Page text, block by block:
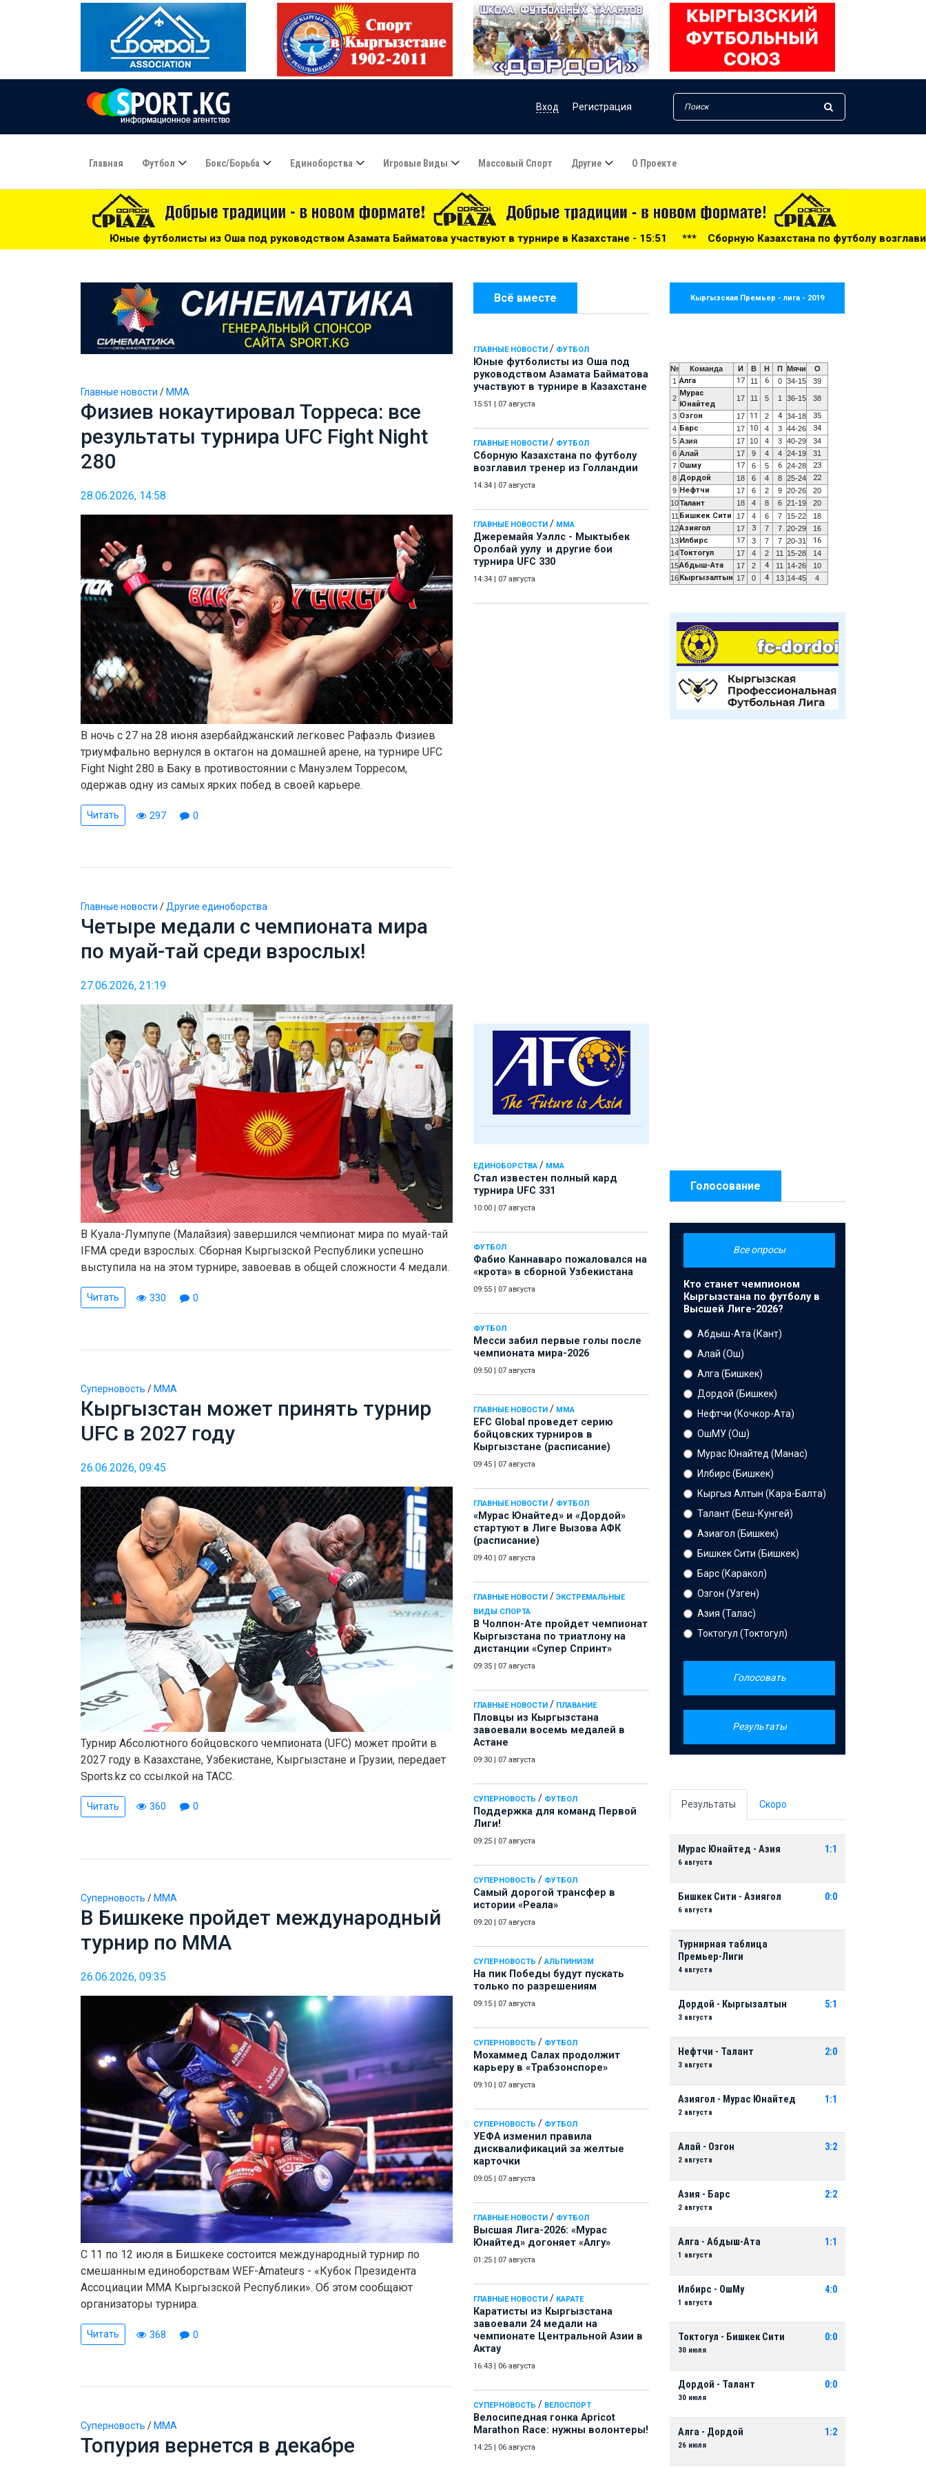
Вход Регистрация
Главная Футбол Бокс/борьба Единоборства Игровые Виды Массовый Спорт Другие О Проекте
из Оша под руководством Азамата Байматова участвуют в турнире в Казахстане - 15:51 ***Сборную Казахстана по футболу возглавил тренер из Голландии - 14:34
Всё вместе
ГЛАВНЫЕ НОВОСТИ / ФУТБОЛ
Юные футболисты из Оша под
руководством Азамата Байматова
участвуют в турнире в Казахстане
15:51 07 августа
ГЛАВНЫЕ НОВОСТИ / ФУТБОЛ
Сборную Казахстана по футболу
возглавил тренер из Голландии
14:34 07 августа
ГЛАВНЫЕ НОВОСТИ / ММА
Джеремайя Уэллс - Мыктыбек
Оролбай уулу и другие бои
турнира UFC 330
14:34 07 августа
ЕДИНОБОРСТВА / ММА
Стал известен полный кард
турнира UFC 331
10:00 07 августа
ФУТБОЛ
Фабио Каннаваро пожаловался на
«крота» в сборной Узбекистана
09:55 07 августа
ФУТБОЛ
Месси забил первые голы после
чемпионата мира-2026
09:50 07 августа
ГЛАВНЫЕ НОВОСТИ / ММА
EFC Global проведет серию
бойцовских турниров в
Кыргызстане (расписание)
09:45 07 августа
ГЛАВНЫЕ НОВОСТИ / ФУТБОЛ
«Мурас Юнайтед» и «Дордой»
стартуют в Лиге Вызова АФК
(расписание)
09:40 07 августа
ГЛАВНЫЕ НОВОСТИ / ЭКСТРЕМАЛЬНЫЕ
ВИДЫ СПОРТА
В Чолпон-Ате пройдет чемпионат
Кыргызстана по триатлону на
дистанции «Супер Спринт»
09:35 07 августа
ГЛАВНЫЕ НОВОСТИ / ПЛАВАНИЕ
Пловцы из Кыргызстана
завоевали восемь медалей в
Астане
09:30 07 августа
СУПЕРНОВОСТЬ / ФУТБОЛ
Поддержка для команд Первой
Лиги!
09:25 07 августа
СУПЕРНОВОСТЬ / ФУТБОЛ
Самый дорогой трансфер в
истории «Реала»
09:20 07 августа
СУПЕРНОВОСТЬ / АЛЬПИНИЗМ
На пик Победы будут пускать
только по разрешениям
09:15 07 августа
СУПЕРНОВОСТЬ / ФУТБОЛ
Мохаммед Салах продолжит
карьеру в «Трабзонспоре»
09:10 07 августа
СУПЕРНОВОСТЬ / ФУТБОЛ
УЕФА изменил правила
дисквалификаций за желтые
карточки
09:05 07 августа
ГЛАВНЫЕ НОВОСТИ / ФУТБОЛ
Высшая Лига-2026: «Мурас
Юнайтед» догоняет «Алгу»
01:25 07 августа
ГЛАВНЫЕ НОВОСТИ / КАРАТЕ
Каратисты из Кыргызстана
завоевали 24 медали на
чемпионате Центральной Азии в
Актау
16:43 06 августа
СУПЕРНОВОСТЬ / ВЕЛОСПОРТ
Велосипедная гонка Apricot
Marathon Race: нужны волонтеры!
14:25 06 августа
Главные новости / ММА
Физиев нокаутировал Торреса: все
результаты турнира UFC Fight Night
280
28.06.2026, 14:58
В ночь с 27 на 28 июня азербайджанский легковес Рафаэль Физиев
триумфально вернулся в октагон на домашней арене, на турнире UFC
Fight Night 280 в Баку в противостоянии с Мануэлем Торресом,
одержав одну из самых ярких побед в своей карьере.
Читать 297 0
Главные новости / Другие единоборства
Четыре медали с чемпионата мира
по муай-тай среди взрослых!
27.06.2026, 21:19
В Куала-Лумпупе (Малайзия) завершился чемпионат мира по муай-тай
IFMA среди взрослых. Сборная Кыргызской Республики успешно
выступила на на этом турнире, завоевав в общей сложности 4 медали.
Читать 330 0
Суперновость / ММА
Кыргызстан может принять турнир
UFC в 2027 году
26.06.2026, 09:45
Турнир Абсолютного бойцовского чемпионата (UFC) может пройти в
2027 году в Казахстане, Узбекистане, Кыргызстане и Грузии, передает
Sports.kz со ссылкой на ТАСС.
Читать 360 0
Суперновость / ММА
В Бишкеке пройдет международный
турнир по ММА
26.06.2026, 09:35
С 11 по 12 июля в Бишкеке состоится международный турнир по
смешанным единоборствам WEF-Amateurs - «Кубок Президента
Ассоциации ММА Кыргызской Республики». Об этом сообщают
организаторы турнира.
Читать 368 0
Суперновость / ММА
Топурия вернется в декабре
Кыргызская Премьер - лига - 2019
№ Команда И В Н П Мячи
О
1 Алга 17 11 6 0 34-15 39
2
Мурас
Юнайтед
17 11 5 1 36-15 38
3 Озгон 17 11 2 4 34-18 35
4 Барс 17 10 4 3 44-26 34
5 Азия 17 10 4 3 40-29
34
6 Алай 17 9 4 4 24-19
31
7 Ошму 17 6 5 6 24-28 23
8 Дордой 18 6 4 8 25-24 22
9 Нефтчи 17 6 2 9 20-26
20
10Талант 18 4 8 6 21-19
20
11 Бишкек Сити 17 4 6 7 15-22
18
12Азиягол 17 3 7 7 20-29
16
13 Илбирс 17 3 7 7 20-31 16
14Токтогул 17 4 2 11 15-28
14
15Абдыш-Ата 17 2 4 11 14-26
10
16 Кыргызалтын 17 0 4 13 14-45 4
Голосование
Все опросы
Кто станет чемпионом
Кыргызстана по футболу в
Высшей Лиге-2026?
Абдыш-Ата (Кант)
Алай (Ош)
Алга (Бишкек)
Дордой (Бишкек)
Нефтчи (Кочкор-Ата)
ОшМУ (Ош)
Мурас Юнайтед (Манас)
Илбирс (Бишкек)
Кыргыз Алтын (Кара-Балта)
Талант (Беш-Кунгей)
Азиагол (Бишкек)
Бишкек Сити (Бишкек)
Барс (Каракол)
Озгон (Узген)
Азия (Талас)
Токтогул (Токтогул)
Голосовать
Результаты
Результаты Скоро
Мурас Юнайтед - Азия
6 августа
1:1
Бишкек Сити - Азиягол
6 августа
0:0
Турнирная таблица
Премьер-Лиги
4 августа
Дордой - Кыргызалтын
3 августа
5:1
Нефтчи - Талант
3 августа
2:0
Азиягол - Мурас Юнайтед
2 августа
1:1
Алай - Озгон
2 августа
3:2
Азия - Барс
2 августа
2:2
Алга - Абдыш-Ата
1 августа
1:1
Илбирс - ОшМу
1 августа
4:0
Токтогул - Бишкек Сити
30 июля
0:0
Дордой - Талант
30 июля
0:0
Алга - Дордой
26 июля
1:2